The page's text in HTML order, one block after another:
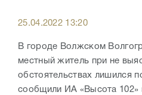
25.04.2022 13:20
В городе Волжском
местный житель при не
обстоятельствах лишился
сообщили ИА «Высота 102»